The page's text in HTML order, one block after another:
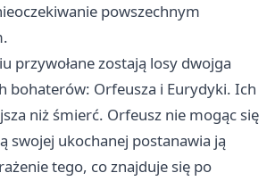
powszechnym
przywołane zostają losy dwojga
bohaterów: Orfeusza i Eurydyki. Ich
niż śmierć. Orfeusz nie mogąc się
swojej ukochanej postanawia ją
tego, co znajduje się po